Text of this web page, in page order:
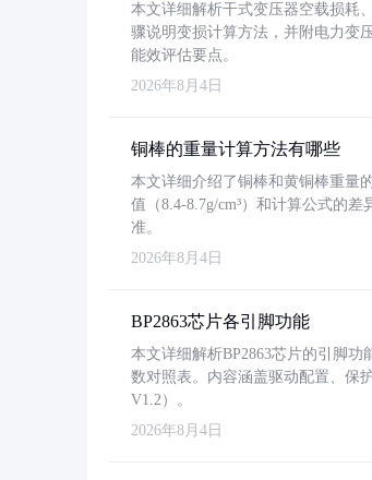
本文详细解析干式变压器空载损耗
骤说明变损计算方法，并附电力变
能效评估要点。
2026年8月4日
铜棒的重量计算方法有哪些
本文详细介绍了铜棒和黄铜棒重量
值（8.4-8.7g/cm³）和计算公式的
准。
2026年8月4日
BP2863芯片各引脚功能
本文详细解析BP2863芯片的引脚
数对照表。内容涵盖驱动配置、保
V1.2）。
2026年8月4日